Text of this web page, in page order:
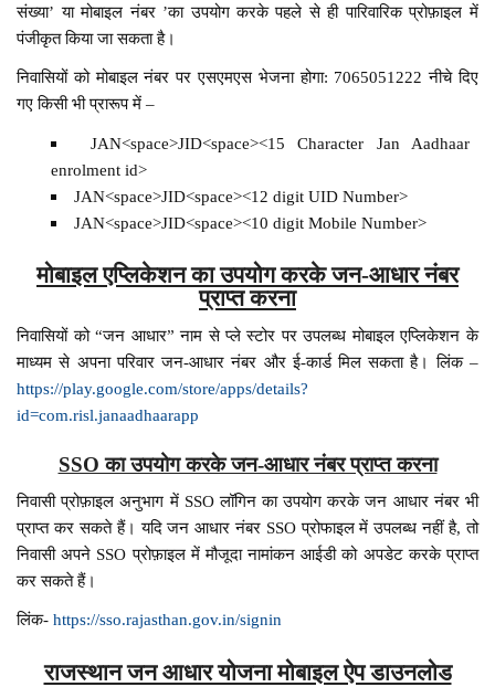
संख्या’ या मोबाइल नंबर ’का उपयोग करके पहले से ही पारिवारिक प्रोफ़ाइल में
पंजीकृत किया जा सकता है।
निवासियों को मोबाइल नंबर पर एसएमएस भेजना होगा: 7065051222 नीचे दिए
गए किसी भी प्रारूप में –
JAN<space>JID<space><15 Character Jan Aadhaar
enrolment id>
JAN<space>JID<space><12 digit UID Number>
JAN<space>JID<space><10 digit Mobile Number>
मोबाइल एप्लिकेशन का उपयोग करके जन-आधार नंबर
प्राप्त करना
निवासियों को “जन आधार” नाम से प्ले स्टोर पर उपलब्ध मोबाइल एप्लिकेशन के
माध्यम से अपना परिवार जन-आधार नंबर और ई-कार्ड मिल सकता है। लिंक –
https://play.google.com/store/apps/details?
id=com.risl.janaadhaarapp
SSO का उपयोग करके जन-आधार नंबर प्राप्त करना
निवासी प्रोफ़ाइल अनुभाग में SSO लॉगिन का उपयोग करके जन आधार नंबर भी
प्राप्त कर सकते हैं। यदि जन आधार नंबर SSO प्रोफाइल में उपलब्ध नहीं है, तो
निवासी अपने SSO प्रोफ़ाइल में मौजूदा नामांकन आईडी को अपडेट करके प्राप्त
कर सकते हैं।
लिंक-https://sso.rajasthan.gov.in/signin
राजस्थान जन आधार योजना मोबाइल ऐप डाउनलोड